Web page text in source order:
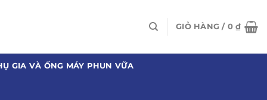
GIỎ HÀNG / 0₫
GIA VÀ ỐNG MÁY PHUN VỮA